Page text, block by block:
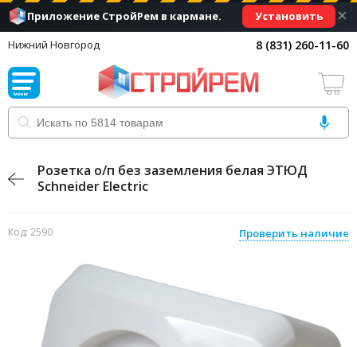
Приложение СтройРем в кармане. Установить ×
Нижний Новгород 8 (831) 260-11-60
Розетка о/п без заземления белая ЭТЮД
Schneider Electric
Код: 2590 Проверить наличие